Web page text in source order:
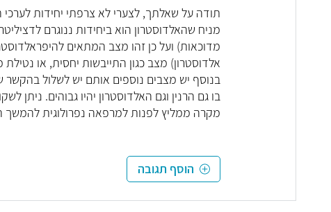
תודה על שאלתך, לצערי לא צרפתי יחידות
מניח שהאלדוסטרון הוא ביחידות ננוגרם
מדוכאות) ועל כן זהו מצב המתאים
אלדוסטרון) מצב כגון התייבשות יחסית, או
בנוסף יש מצבים נוספים אותם יש לשלול בהקשר
בו גם הרנין וגם האלדוסטרון יהיו גבוהים.
מקרה ממליץ לפנות למרפאה נפרולוגית להמשך
הוסף תגובה